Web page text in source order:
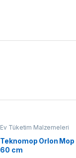
Ev Tüketim Malzemeleri
Teknomop Orlon Mop
60 cm